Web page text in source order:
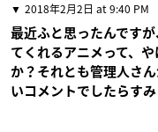
2018年2月2日 at 9:40 PM
最近ふと思ったんです
てくれるアニメって、
か？それとも管理人さ
いコメントでしたらすみ